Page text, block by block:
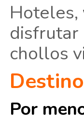
Hoteles,
disfrutar
chollos
Por